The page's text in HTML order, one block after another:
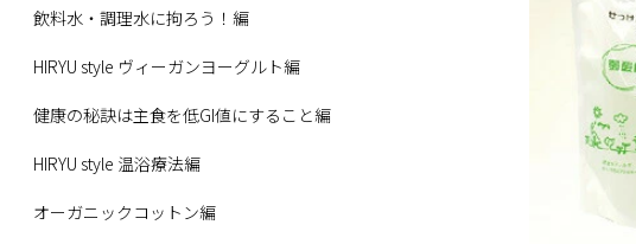
飲料水・調理水に拘ろう！編
HIRYU style ヴィーガンヨーグルト編
健康の秘訣は主食を低GI値にすること編
HIRYU style 温浴療法編
オーガニックコットン編